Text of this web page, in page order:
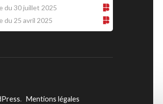
du 30 juillet 2025
du 25 avril 2025
. Mentions légales